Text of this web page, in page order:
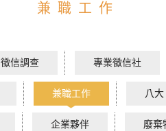
兼職工作
徵信調查 專業徵信社
兼職工作 八大
企業夥伴 廢棄